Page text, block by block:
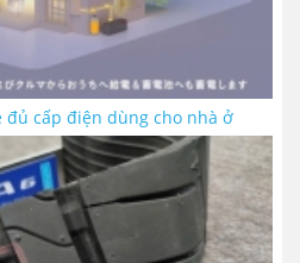
đủ cấp điện dùng cho nhà ở